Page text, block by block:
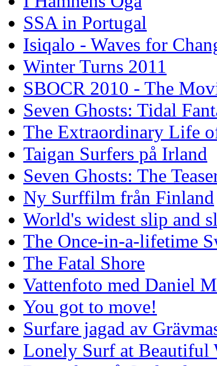
SSA in Portugal
Isiqalo - Waves for
Winter Turns 2011
SBOCR 2010 - The
Seven Ghosts: Tidal
The Extraordinary Life
Taigan Surfers på Irland
Seven Ghosts: The
Ny Surffilm från Finland
World's widest slip and
The Once-in-a-lifetime
The Fatal Shore
Vattenfoto med Daniel
You got to move!
Surfare jagad av
Lonely Surf at Beautiful